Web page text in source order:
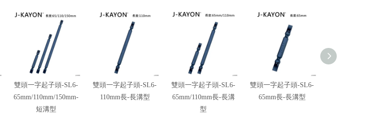
雙頭一字起子頭-SL6-
65mm/110mm/150mm-
短溝型
雙頭一字起子頭-SL6-
110mm長-長溝型
雙頭一字起子頭-SL6-
65mm/110mm長-長溝
型
雙頭一字起子頭-SL6-
65mm長-長溝型